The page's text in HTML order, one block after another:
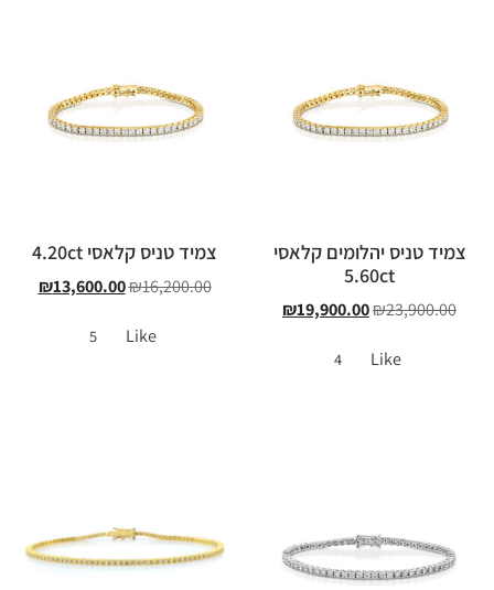
צמיד טניס יהלומים קלאסי
5.60ct
₪23,900.00
₪19,900.00
Like
4
צמיד טניס קלאסי 4.20ct
₪16,200.00
₪13,600.00
Like
5